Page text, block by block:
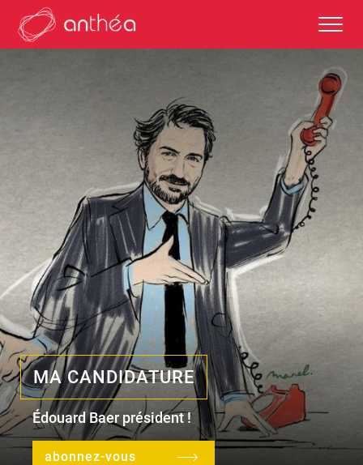
saison 2026-27
éditos
saisons passées
autour des représentations
scolaires et enseignements
partenaires culturels
l'équipe
MA CANDIDATURE
Édouard Baer président !
abonnez-vous